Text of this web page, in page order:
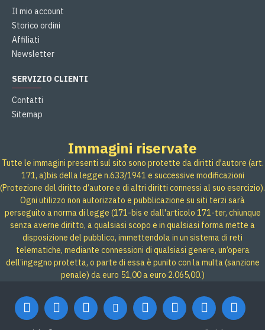
Il mio account
Storico ordini
Affiliati
Newsletter
SERVIZIO CLIENTI
Contatti
Sitemap
Immagini riservate
Tutte le immagini presenti sul sito sono protette da diritti d'autore (art.
171, a)bis della legge n.633/1941 e successive modificazioni
(Protezione del diritto d’autore e di altri diritti connessi al suo esercizio).
Ogni utilizzo non autorizzato e pubblicazione su siti terzi sarà
perseguito a norma di legge (171-bis e dall'articolo 171-ter, chiunque
senza averne diritto, a qualsiasi scopo e in qualsiasi forma mette a
disposizione del pubblico, immettendola in un sistema di reti
telematiche, mediante connessioni di qualsiasi genere, un’opera
dell’ingegno protetta, o parte di essa è punito con la multa (sanzione
penale) da euro 51,00 a euro 2.065,00.)